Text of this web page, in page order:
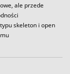
ale przede
skeleton i open